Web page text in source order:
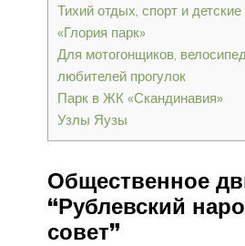
Тихий отдых, спорт и
«Глория парк»
Для мотогонщиков,
любителей прогулок
Парк в ЖК «Скандинавия»
Узлы Яузы
Общественное
“Рублевский
совет”